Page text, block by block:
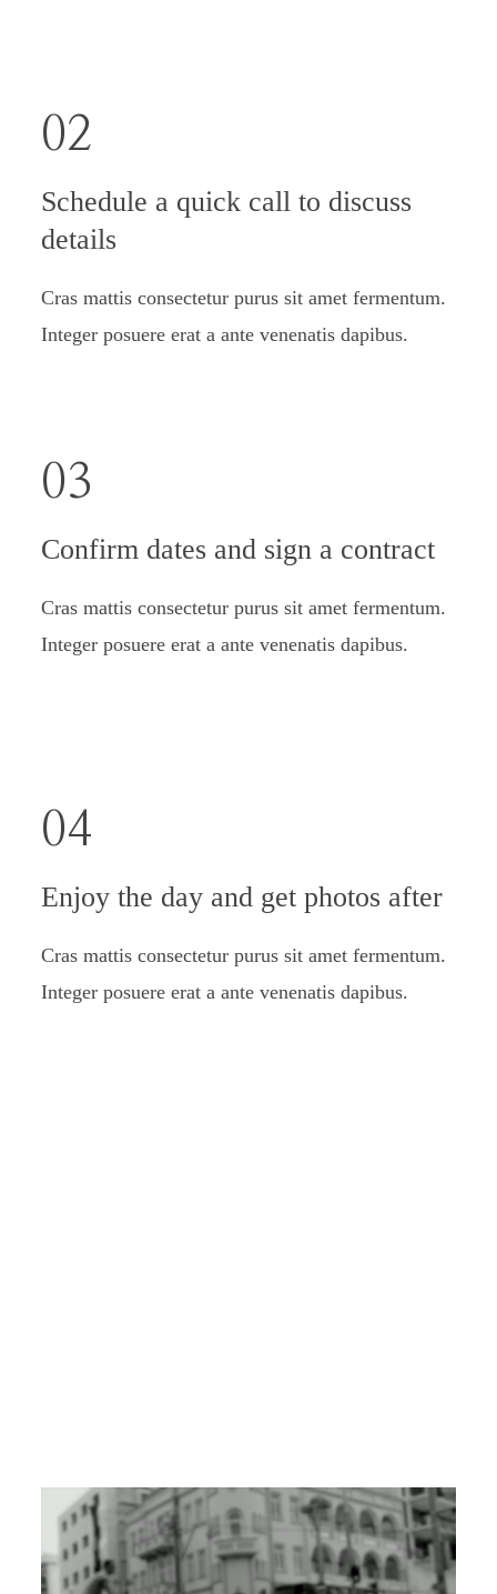
02
Schedule a quick call to discuss
details
Cras mattis consectetur purus sit amet fermentum.
Integer posuere erat a ante venenatis dapibus.
03
Confirm dates and sign a contract
Cras mattis consectetur purus sit amet fermentum.
Integer posuere erat a ante venenatis dapibus.
04
Enjoy the day and get photos after
Cras mattis consectetur purus sit amet fermentum.
Integer posuere erat a ante venenatis dapibus.